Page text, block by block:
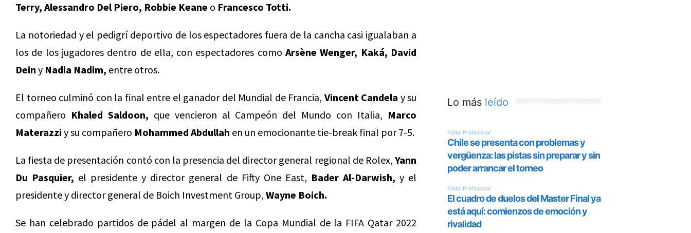
Terry, Alessandro Del Piero, Robbie Keane o Francesco Totti.
La notoriedad y el pedigrí deportivo de los espectadores fuera de la cancha casi igualaban a
los de los jugadores dentro de ella, con espectadores comoArsène Wenger, Kaká, David
Dein y Nadia Nadim, entre otros.
El torneo culminó con la final entre el ganador del Mundial de Francia, Vincent Candela y su
compañero Khaled Saldoon, que vencieron al Campeón del Mundo con Italia, Marco
Materazzi y su compañero Mohammed Abdullah en un emocionante tie-break final por 7-5.
La fiesta de presentación contó con la presencia del director general regional de Rolex, Yann
Du Pasquier, el presidente y director general de Fifty One East, Bader Al-Darwish, y el
presidente y director general de Boich Investment Group, Wayne Boich.
Se han celebrado partidos de pádel al margen de la Copa Mundial de la FIFA Qatar 2022
Lo más leído